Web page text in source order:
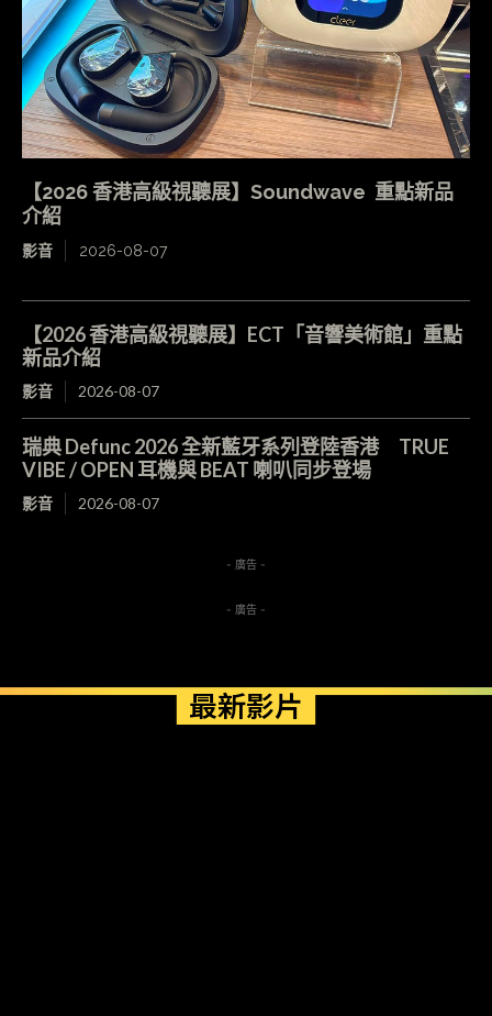
【2026 香港高級視聽展】Soundwave 重點新品
介紹
影音 2026-08-07
【2026 香港高級視聽展】ECT「音響美術館」重點
新品介紹
影音 2026-08-07
瑞典 Defunc 2026 全新藍牙系列登陸香港 TRUE
VIBE / OPEN 耳機與 BEAT 喇叭同步登場
影音 2026-08-07
- 廣告 -
- 廣告 -
最新影片